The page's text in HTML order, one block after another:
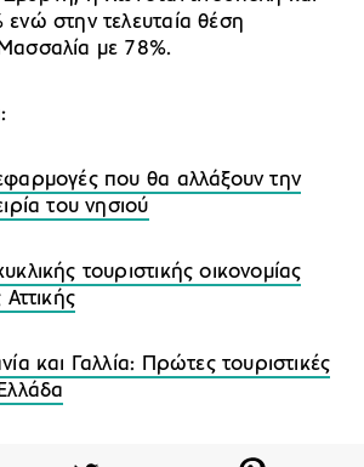
στην τελευταία θέση
με 78%.
που θα αλλάξουν την
του νησιού
τουριστικής οικονομίας
και Γαλλία: Πρώτες τουριστικές